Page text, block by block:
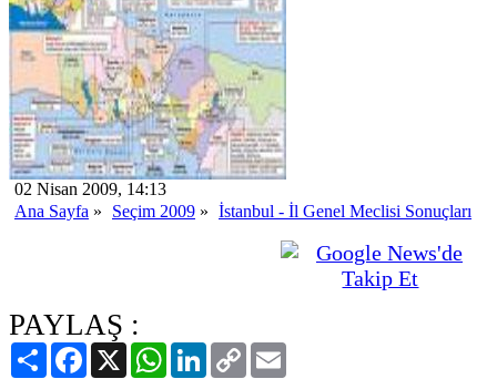
02 Nisan 2009, 14:13
Ana Sayfa » Seçim 2009 » İstanbul - İl Genel Meclisi Sonuçları
PAYLAŞ :
PaylaşFacebook
X WhatsAppLinkedIn
Copy
Link